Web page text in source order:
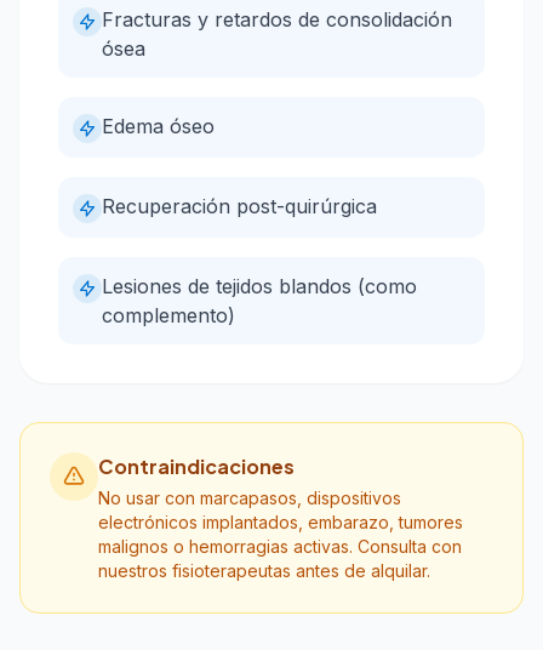
Fracturas y retardos de consolidación
ósea
Edema óseo
Recuperación post-quirúrgica
Lesiones de tejidos blandos (como
complemento)
Contraindicaciones
No usar con marcapasos, dispositivos
electrónicos implantados, embarazo, tumores
malignos o hemorragias activas. Consulta con
nuestros fisioterapeutas antes de alquilar.